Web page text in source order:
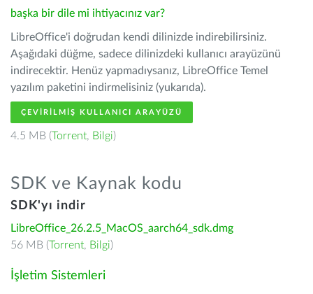
başka bir dile mi ihtiyacınız var?
LibreOffice'i doğrudan kendi dilinizde indirebilirsiniz.
Aşağıdaki düğme, sadece dilinizdeki kullanıcı arayüzünü
indirecektir. Henüz yapmadıysanız, LibreOffice Temel
yazılım paketini indirmelisiniz (yukarıda).
ÇEVIRILMIŞ KULLANICI ARAYÜZÜ
4.5 MB (Torrent, Bilgi)
SDK ve Kaynak kodu
SDK'yı indir
LibreOffice_26.2.5_MacOS_aarch64_sdk.dmg
56 MB (Torrent, Bilgi)
İşletim Sistemleri